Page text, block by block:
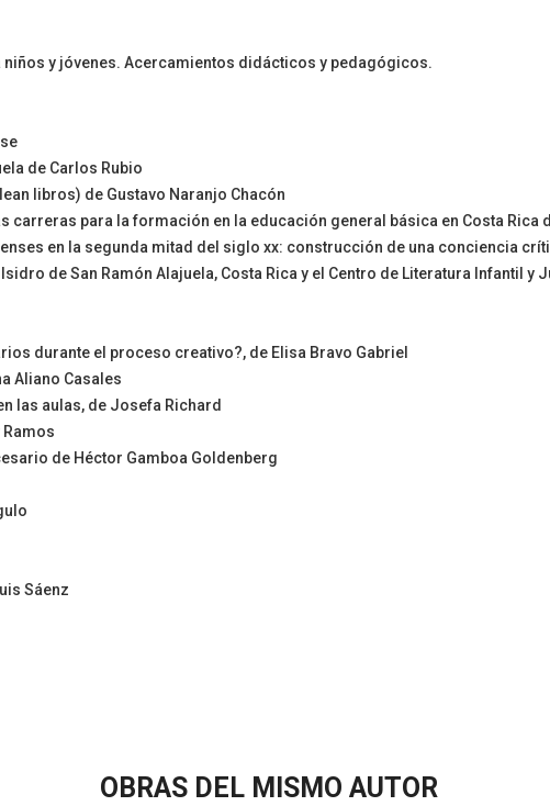
niños y jóvenes. Acercamientos didácticos y pedagógicos.
de Carlos Rubio
libros) de Gustavo Naranjo Chacón
carreras para la formación en la educación general básica en Costa Rica
en la segunda mitad del siglo xx: construcción de una conciencia
de San Ramón Alajuela, Costa Rica y el Centro de Literatura Infantil y
durante el proceso creativo?, de Elisa Bravo Gabriel
Aliano Casales
las aulas, de Josefa Richard
de Héctor Gamboa Goldenberg
Sáenz
OBRAS DEL MISMO AUTOR